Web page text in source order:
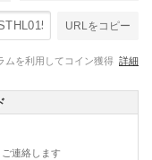
URLをコピー
ムを利用してコイン獲得 詳細
連絡します